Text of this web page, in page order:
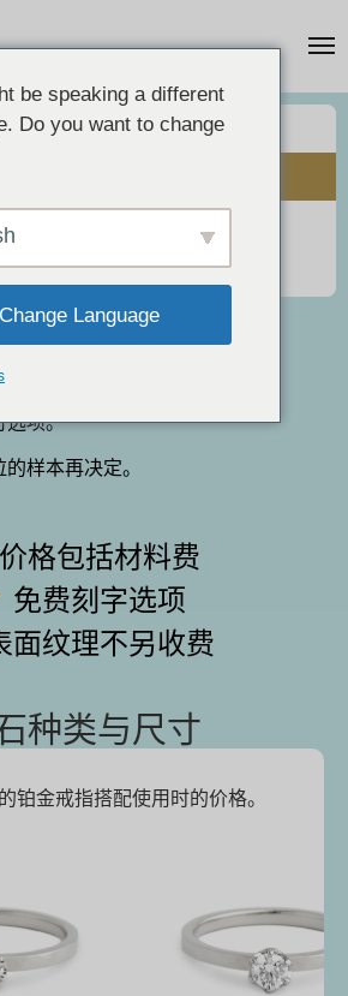
结婚戒指・情侣对戒
银饰
作订婚戒指价格
格当然取决于钻石的大小（克
选项。
样本再决定。
价格包括材料费
免费刻字选项
面纹理不另收费
种类与尺寸
铂金戒指搭配使用时的价格。
be speaking a different
Do you want to change
Change Language